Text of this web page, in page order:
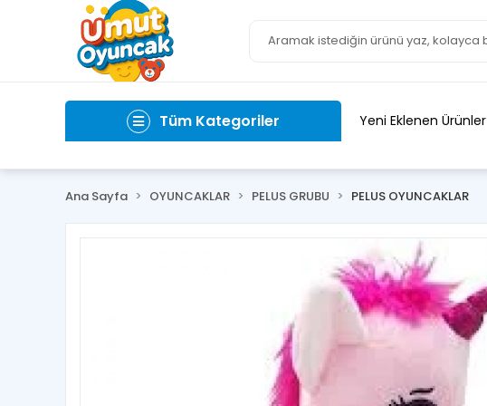
Tüm Kategoriler Yeni Eklenen Ürünler
Ana Sayfa OYUNCAKLAR PELUS GRUBU PELUS OYUNCAKLAR